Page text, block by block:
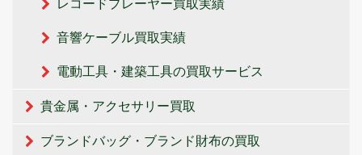
レコードプレーヤー買取実績
音響ケーブル買取実績
電動工具・建築工具の買取サービス
貴金属・アクセサリー買取
ブランドバッグ・ブランド財布の買取